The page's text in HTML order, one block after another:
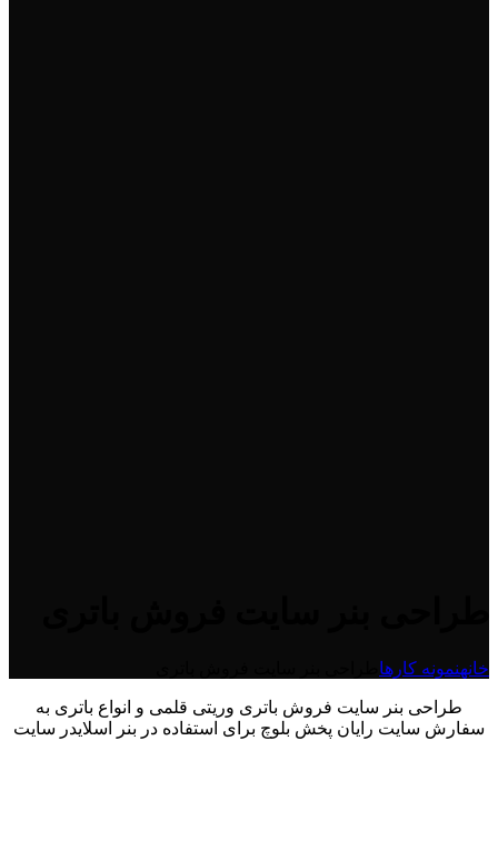
خانهنمونه کارها
طراحی بنر سایت فروش باتری وریتی قلمی و انواع باتری به
سفارش سایت رایان پخش بلوچ برای استفاده در بنر اسلایدر سایت